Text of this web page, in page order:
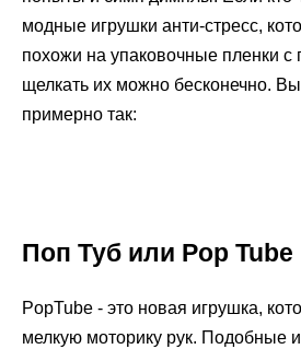
модные игрушки анти-стресс,
похожи на упаковочные пленки с
щелкать их можно бесконечно.
примерно так:
Поп Туб или Pop Tube
PopTube - это новая игрушка,
мелкую моторику рук. Подобные